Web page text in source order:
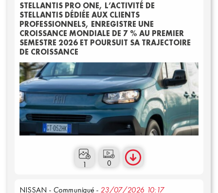
STELLANTIS PRO ONE, L’ACTIVITÉ DE
STELLANTIS DÉDIÉE AUX CLIENTS
PROFESSIONNELS, ENREGISTRE UNE
CROISSANCE MONDIALE DE 7 % AU PREMIER
SEMESTRE 2026 ET POURSUIT SA TRAJECTOIRE
DE CROISSANCE
0
1
NISSAN - Communiqué - 23/07/2026 10:17